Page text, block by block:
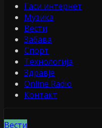
Гаси интернет
Музика
Вести
Забава
Спорт
Технологија
Здравје
Online Radio
Контакт
Вести